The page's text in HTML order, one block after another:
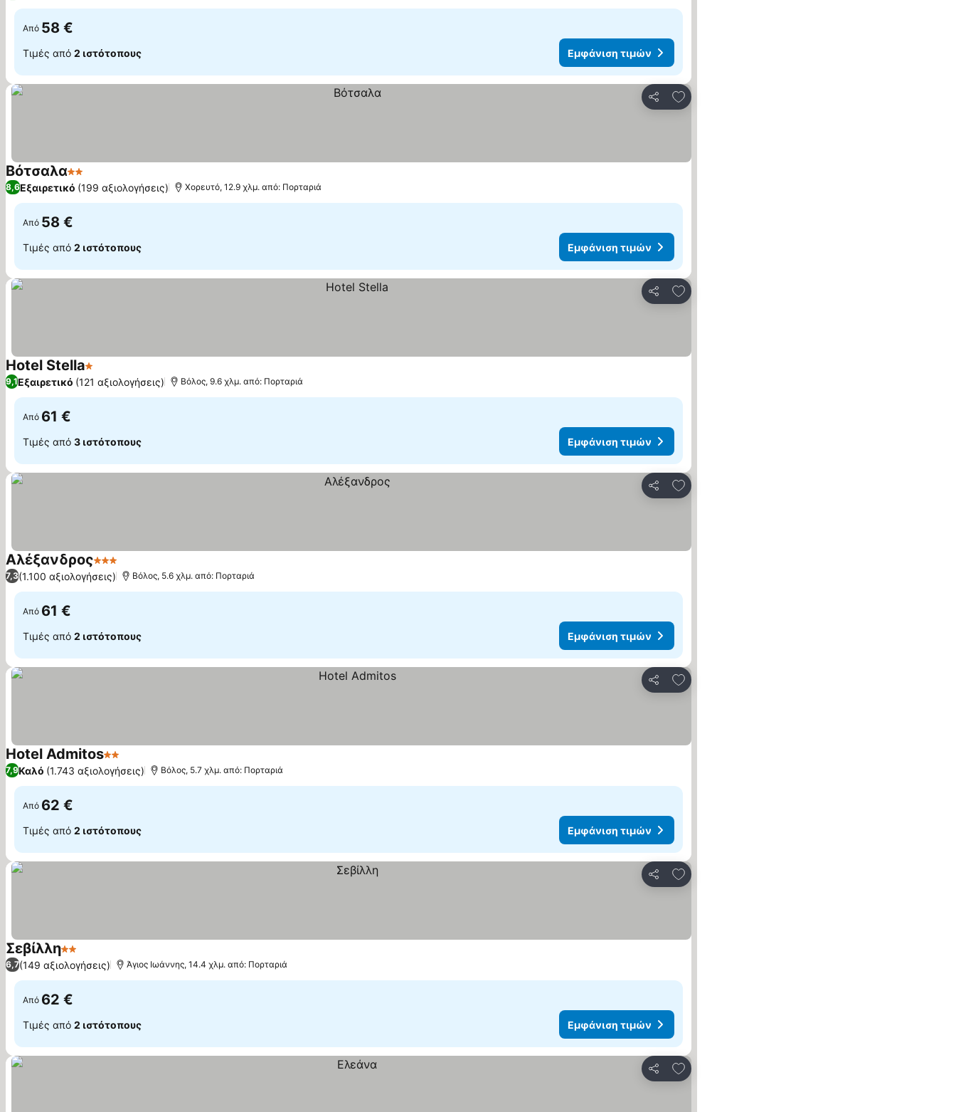
Από 58 €
Τιμές από 2 ιστότοπους Εμφάνιση τιμών
Κοινοποίηση
Προσθήκη στα αγαπημένα
Βότσαλα2 Αστέρια
8,6Εξαιρετικό (199 αξιολογήσεις) Χορευτό, 12.9 χλμ. από: Πορταριά
Από 58 €
Τιμές από 2 ιστότοπους Εμφάνιση τιμών
Κοινοποίηση
Προσθήκη στα αγαπημένα
Hotel Stella1 Αστέρια
Εμφάνιση τιμών
9,1Εξαιρετικό (121 αξιολογήσεις) Βόλος, 9.6 χλμ. από: Πορταριά
Από 61 €
Τιμές από 3 ιστότοπους Εμφάνιση τιμών
Κοινοποίηση
Προσθήκη στα αγαπημένα
Αλέξανδρος3 ΑστέριαΕμφάνιση τιμών
7,3(1.100 αξιολογήσεις) Βόλος, 5.6 χλμ. από: Πορταριά
Από 61 €
Τιμές από 2 ιστότοπους Εμφάνιση τιμών
Κοινοποίηση
Προσθήκη στα αγαπημένα
Hotel Admitos2 ΑστέριαΕμφάνιση τιμών
7,9Καλό (1.743 αξιολογήσεις) Βόλος, 5.7 χλμ. από: Πορταριά
Από 62 €
Τιμές από 2 ιστότοπους Εμφάνιση τιμών
Κοινοποίηση
Προσθήκη στα αγαπημένα
Σεβίλλη2 ΑστέριαΕμφάνιση τιμών
6,7(149 αξιολογήσεις) Άγιος Ιωάννης, 14.4 χλμ. από: Πορταριά
Από 62 €
Τιμές από 2 ιστότοπους Εμφάνιση τιμών
Κοινοποίηση
Προσθήκη στα αγαπημένα